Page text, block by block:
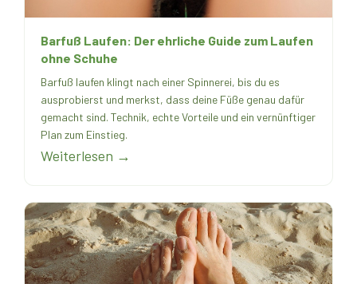
Barfuß Laufen: Der ehrliche Guide zum Laufen
ohne Schuhe
Barfuß laufen klingt nach einer Spinnerei, bis du es
ausprobierst und merkst, dass deine Füße genau dafür
gemacht sind. Technik, echte Vorteile und ein vernünftiger
Plan zum Einstieg.
Weiterlesen →